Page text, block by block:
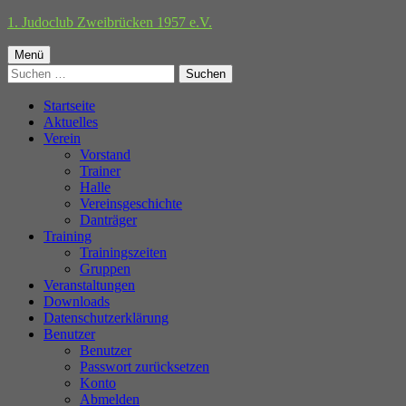
Springe
Inhalt
1. Judoclub Zweibrücken 1957 e.V.
Primäres
Menü
Menü
Suchen
nach:
Startseite
Aktuelles
Verein
Vorstand
Trainer
Halle
Vereinsgeschichte
Danträger
Training
Trainingszeiten
Gruppen
Veranstaltungen
Downloads
Datenschutzerklärung
Benutzer
Benutzer
Passwort zurücksetzen
Konto
Abmelden